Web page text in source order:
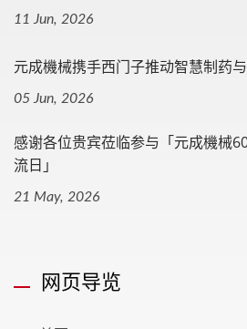
11 Jun, 2026
元成機械携手西门子推动智慧制药
05 Jun, 2026
感谢各位贵宾莅临参与「元成機械
流日」
21 May, 2026
网页导览